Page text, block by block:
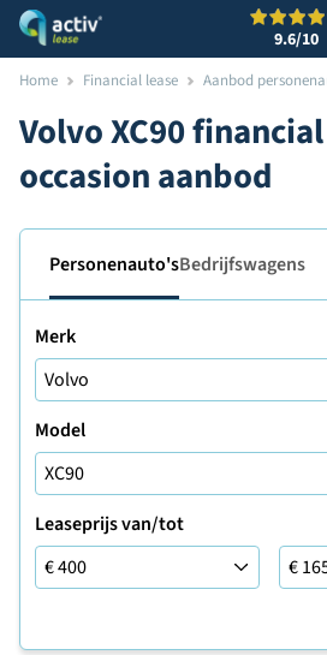
9.6/10
Home Financial lease Aanbod
Volvo XC90
occasion aanbod
Personenauto'sBedrijfswagens
Merk
Model
Leaseprijs van/tot
Leaseprijs tot